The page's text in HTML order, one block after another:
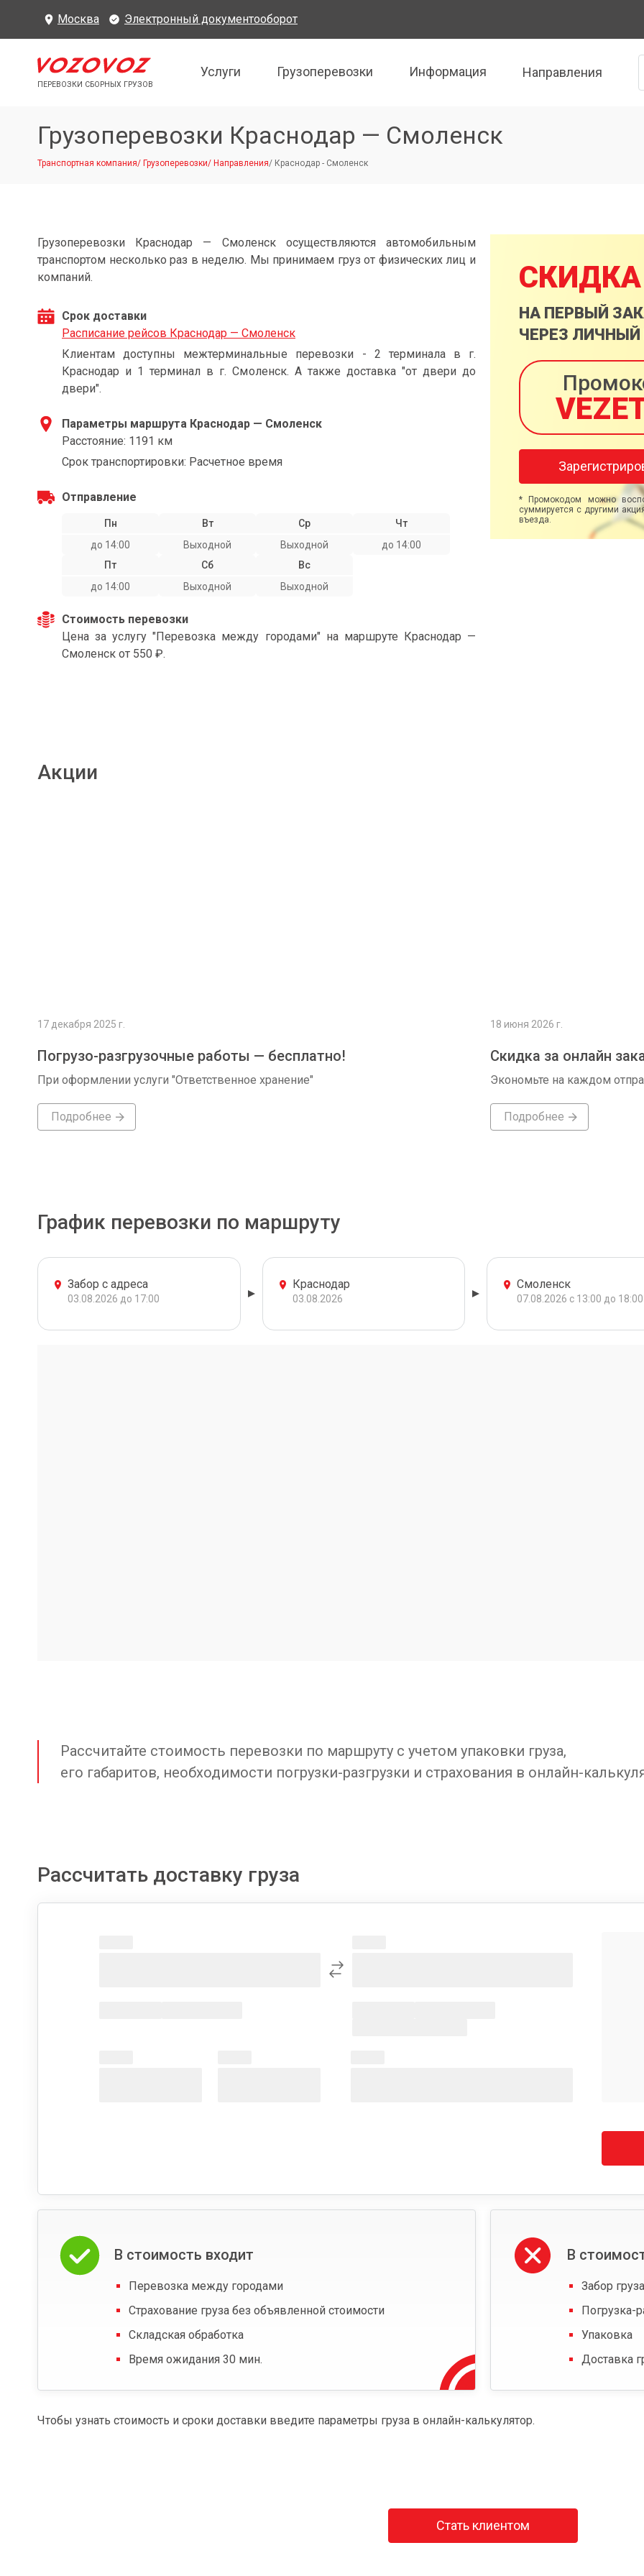
Москва Электронный документооборот
ПЕРЕВОЗКИ СБОРНЫХ ГРУЗОВ
Услуги Грузоперевозки Информация Направления
Грузоперевозки Краснодар — Смоленск
Транспортная компания/ Грузоперевозки/ Направления/ Краснодар - Смоленск
Грузоперевозки Краснодар — Смоленск осуществляются автомобильным
транспортом несколько раз в неделю. Мы принимаем груз от физических лиц и
компаний.
Срок доставки
Расписание рейсов Краснодар — Смоленск
Клиентам доступны межтерминальные перевозки - 2 терминала в г.
Краснодар и 1 терминал в г. Смоленск. А также доставка "от двери до
двери".
Параметры маршрута Краснодар — Смоленск
Расстояние: 1191 км
Срок транспортировки: Расчетное время
Отправление
Пн
до 14:00
Вт
Выходной
Ср
Выходной
Чт
до 14:00
Пт
до 14:00
Сб
Выходной
Вс
Выходной
Стоимость перевозки
Цена за услугу "Перевозка между городами" на маршруте Краснодар —
Смоленск от 550 ₽.
СКИДКА
НА ПЕРВЫЙ
ЧЕРЕЗ ЛИЧНЫЙ
* Промокодом можно
суммируется с другими
въезда.
Акции
17 декабря 2025 г.
Погрузо-разгрузочные работы — бесплатно!
При оформлении услуги "Ответственное хранение"
Подробнее
18 июня 2026 г.
Скидка за онлайн
Экономьте на каждом
Подробнее
График перевозки по маршруту
Забор с адреса
03.08.2026 до 17:00
Краснодар
03.08.2026
Смоленск
07.08.2026 с 13:00 до 18:00
Рассчитайте стоимость перевозки по маршруту с учетом упаковки груза,
его габаритов, необходимости погрузки-разгрузки и страхования в онлайн-
Рассчитать доставку груза
В стоимость входит
Перевозка между городами
Страхование груза без объявленной стоимости
Складская обработка
Время ожидания 30 мин.
В
Забор
Погрузка-
Упаковка
Доставка
Чтобы узнать стоимость и сроки доставки введите параметры груза в онлайн-калькулятор.
Стать клиентом